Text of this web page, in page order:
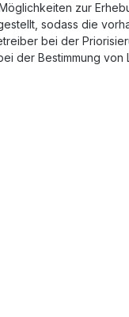
zur
sodass die
bei der
der Bestimmung von